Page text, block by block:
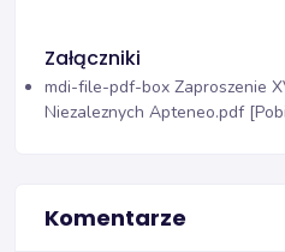
Załączniki
mdi-file-pdf-box Zaproszenie
Niezaleznych Apteneo.pdf
Komentarze